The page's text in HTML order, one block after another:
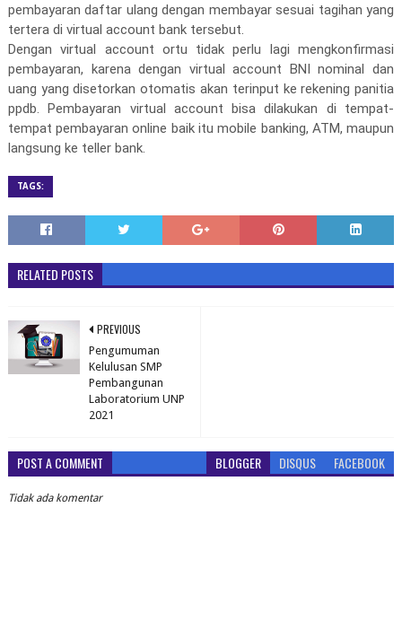
pembayaran daftar ulang dengan membayar sesuai tagihan yang
tertera di virtual account bank tersebut.
Dengan virtual account ortu tidak perlu lagi mengkonfirmasi
pembayaran, karena dengan virtual account BNI nominal dan
uang yang disetorkan otomatis akan terinput ke rekening panitia
ppdb. Pembayaran virtual account bisa dilakukan di tempat-
tempat pembayaran online baik itu mobile banking, ATM, maupun
langsung ke teller bank.
TAGS:
RELATED POSTS
PREVIOUS
Pengumuman
Kelulusan SMP
Pembangunan
Laboratorium UNP
2021
POST A COMMENT BLOGGER DISQUS FACEBOOK
Tidak ada komentar